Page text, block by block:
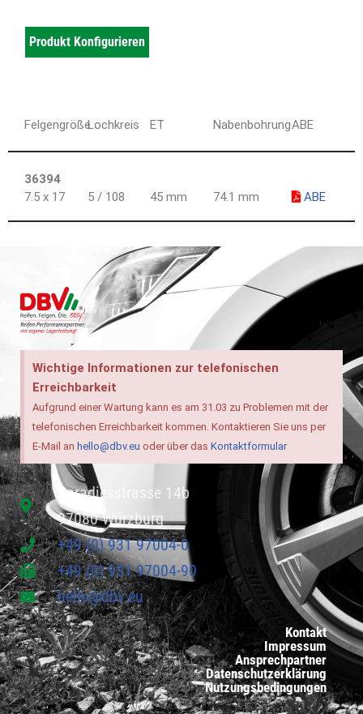
Produkt Konfigurieren
FelgengrößeLochkreis ET NabenbohrungABE
36394
7.5 x 17
5 / 108 45 mm 74.1 mm ABE
Wichtige Informationen zur telefonischen
Erreichbarkeit
Aufgrund einer Wartung kann es am 31.03 zu Problemen mit der
telefonischen Erreichbarkeit kommen. Kontaktieren Sie uns per
E-Mail an hello@dbv.eu oder über das Kontaktformular
Paradiesstrasse 14b
97080 Würzburg
+49 (0) 931 97004-0
+49 (0) 931 97004-90
hello@dbv.eu
Kontakt
Impressum
Ansprechpartner
Datenschutzerklärung
Nutzungsbedingungen